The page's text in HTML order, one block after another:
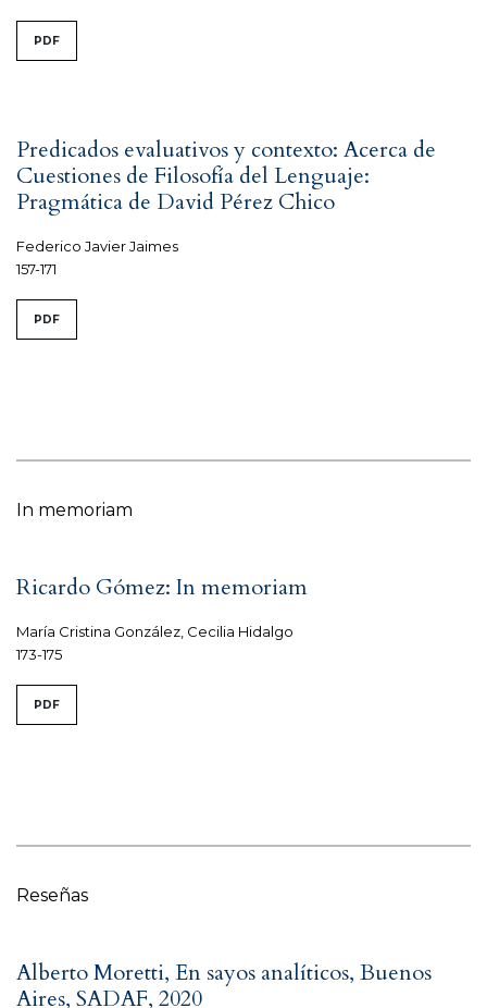
PDF
Predicados evaluativos y contexto: Acerca de
Cuestiones de Filosofía del Lenguaje:
Pragmática de David Pérez Chico
Federico Javier Jaimes
157-171
PDF
In memoriam
Ricardo Gómez: In memoriam
María Cristina González, Cecilia Hidalgo
173-175
PDF
Reseñas
Alberto Moretti, En sayos analíticos, Buenos
Aires, SADAF, 2020